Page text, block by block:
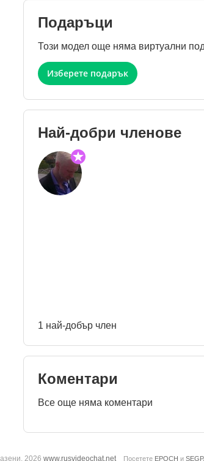
Подаръци
Този модел още няма виртуални
Изберете подарък
Най-добри членове
1 най-добър член
Коментари
Все още няма коментари
2026 www.rusvideochat.net Посетете EPOCH и